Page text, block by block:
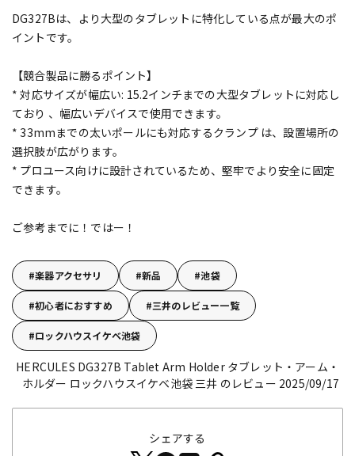
DG327Bは、より大型のタブレットに特化している点が最大のポ
イントです。
【競合製品に勝るポイント】
* 対応サイズが幅広い: 15.2インチまでの大型タブレットに対応し
ており 、幅広いデバイスで使用できます。
* 33mmまでの太いポールにも対応するクランプ は、設置場所の
選択肢が広がります。
* プロユース向けに設計されているため、堅牢でより安全に固定
できます。
ご参考までに！ではー！
楽器アクセサリ 新品 池袋
初心者におすすめ 三井のレビュー一覧
ロックハウスイケベ池袋
HERCULES DG327B Tablet Arm Holder タブレット・アーム・
ホルダー ロックハウスイケベ池袋 三井 のレビュー 2025/09/17
シェアする